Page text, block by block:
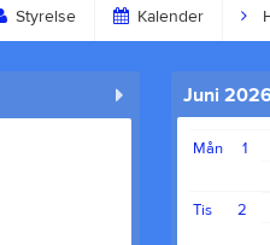
Styrelse Kalender
Juni
1
Mån
2
Tis